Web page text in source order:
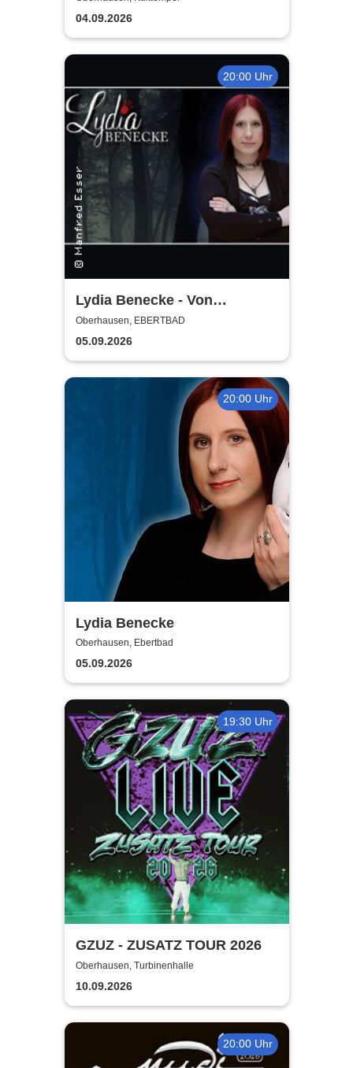
04.09.2026
20:00 Uhr
Lydia Benecke - Von
Hochstapelei, Betrug und
Gaslighting
Oberhausen, EBERTBAD
05.09.2026
20:00 Uhr
Lydia Benecke
Oberhausen, Ebertbad
05.09.2026
19:30 Uhr
GZUZ - ZUSATZ TOUR 2026
Oberhausen, Turbinenhalle
10.09.2026
20:00 Uhr